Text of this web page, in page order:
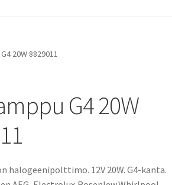
20W 8829011
G4 20W
halogeenipolttimo. 12V 20W. G4-kanta.